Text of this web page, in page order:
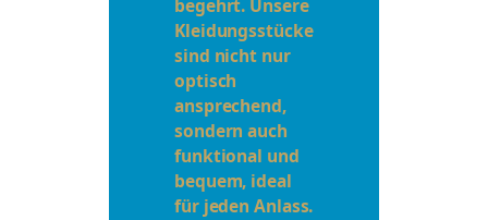
begehrt. Unsere
Kleidungsstücke
sind nicht nur
optisch
ansprechend,
sondern auch
funktional und
bequem, ideal
für jeden Anlass.